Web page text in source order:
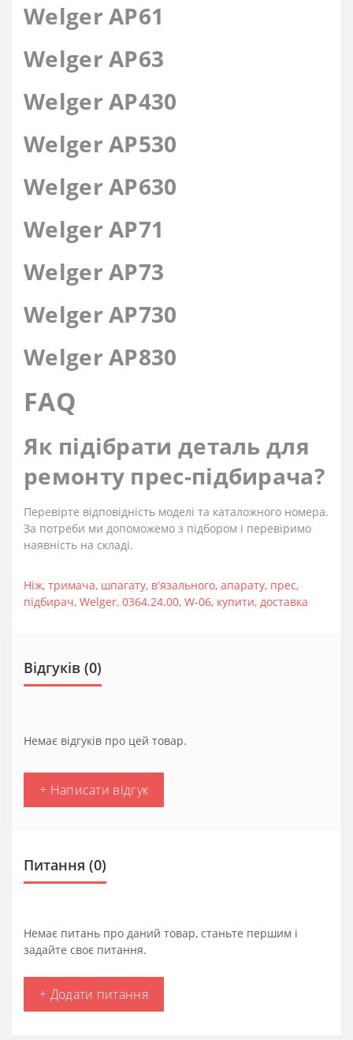
Welger AP61
Welger AP63
Welger AP430
Welger AP530
Welger AP630
Welger AP71
Welger AP73
Welger AP730
Welger AP830
FAQ
Як підібрати деталь для
ремонту прес-підбирача?
Перевірте відповідність моделі та каталожного номера.
За потреби ми допоможемо з підбором і перевіримо
наявність на складі.
Ніж, тримача, шпагату, в'язального, апарату, прес,
підбирач, Welger, 0364.24.00, W-06, купити, доставка
Відгуків (0)
Немає відгуків про цей товар.
+ Написати відгук
Питання (0)
Немає питань про даний товар, станьте першим і
задайте своє питання.
+ Додати питання